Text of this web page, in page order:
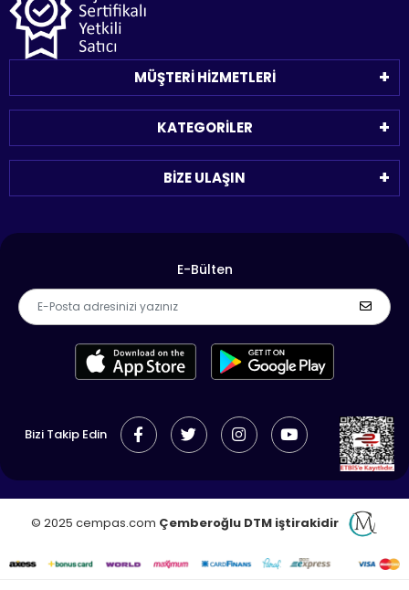
MÜŞTERİ HİZMETLERİ
KATEGORİLER
BİZE ULAŞIN
E-Bülten
Bizi Takip Edin
© 2025 cempas.com Çemberoğlu DTM iştirakidir